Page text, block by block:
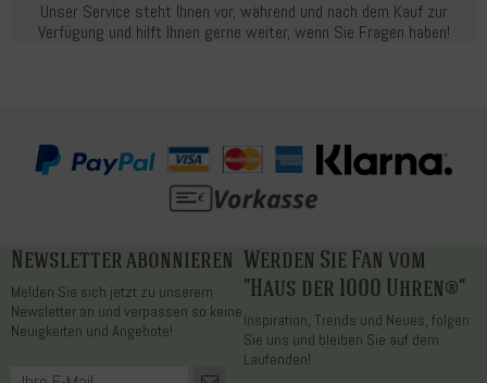
Unser Service steht Ihnen vor, während und nach dem Kauf zur
Verfügung und hilft Ihnen gerne weiter, wenn Sie Fragen haben!
Newsletter abonnieren
Melden Sie sich jetzt zu unserem
Newsletter an und verpassen so keine
Neuigkeiten und Angebote!
Werden Sie Fan vom
"Haus der 1000 Uhren®"
Inspiration, Trends und Neues, folgen
Sie uns und bleiben Sie auf dem
Laufenden!